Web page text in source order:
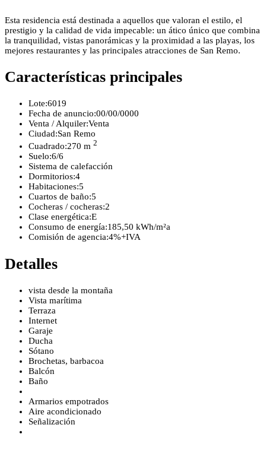
Esta residencia está destinada a aquellos que valoran el estilo, el
prestigio y la calidad de vida impecable: un ático único que combina
la tranquilidad, vistas panorámicas y la proximidad a las playas, los
mejores restaurantes y las principales atracciones de San Remo.
Características principales
Lote:6019
Fecha de anuncio:00/00/0000
Venta / Alquiler:Venta
Ciudad:San Remo
Cuadrado:270 m 2
Suelo:6/6
Sistema de calefacción
Dormitorios:4
Habitaciones:5
Cuartos de baño:5
Cocheras / cocheras:2
Clase energética:E
Consumo de energía:185,50 kWh/m²a
Comisión de agencia:4%+IVA
Detalles
vista desde la montaña
Vista marítima
Terraza
Internet
Garaje
Ducha
Sótano
Brochetas, barbacoa
Balcón
Baño
Armarios empotrados
Aire acondicionado
Señalización